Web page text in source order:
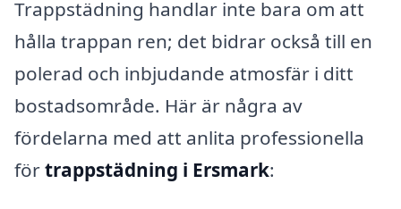
Trappstädning handlar inte bara om att
hålla trappan ren; det bidrar också till en
polerad och inbjudande atmosfär i ditt
bostadsområde. Här är några av
fördelarna med att anlita professionella
förtrappstädning i Ersmark: